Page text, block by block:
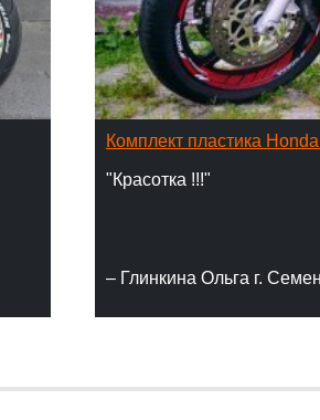
Комплект пластика
"Красотка !!!"
– Глинкина Ольга г.